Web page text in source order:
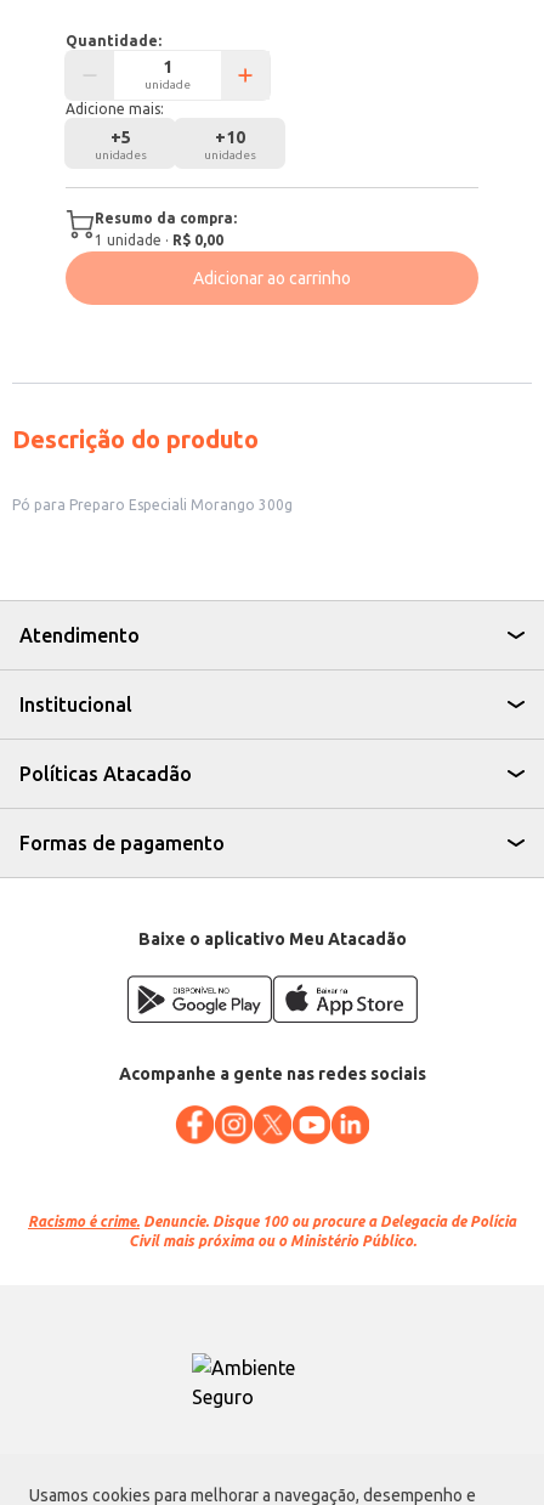
Usamos cookies para melhorar a navegação, desempenho e
Quantidade:
unidade
Adicione mais:
+5
unidades
+10
unidades
Resumo da compra:
1 unidade · R$ 0,00
Adicionar ao carrinho
Descrição do produto
Pó para Preparo Especiali Morango 300g
Atendimento
Institucional
Políticas Atacadão
Formas de pagamento
Baixe o aplicativo Meu Atacadão
Acompanhe a gente nas redes sociais
Racismo é crime. Denuncie. Disque 100 ou procure a Delegacia de Polícia
Civil mais próxima ou o Ministério Público.
Atacadão S.A.